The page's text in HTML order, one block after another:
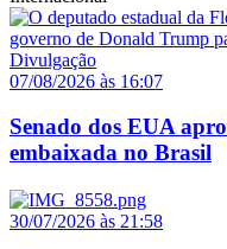
07/08/2026 às 16:07
Senado dos EUA
embaixada no Brasil
30/07/2026 às 21:58